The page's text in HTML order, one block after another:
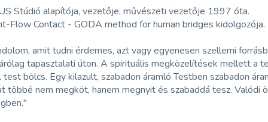
Stúdió alapítója, vezetője, művészeti vezetője 1997 óta.
Flow Contact - GODA method for human bridges kidolgozója.
amit tudni érdemes, azt vagy egyenesen szellemi
tapasztalati úton. A spirituális megközelítések mellett a
bölcs. Egy kilazult, szabadon áramló Testben szabadon
többé nem megköt, hanem megnyit és szabaddá tesz. Valódi